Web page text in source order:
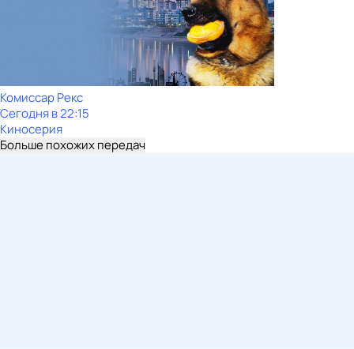
Комиссар Рекс
Сегодня в 22:15
Киносерия
Больше похожих передач